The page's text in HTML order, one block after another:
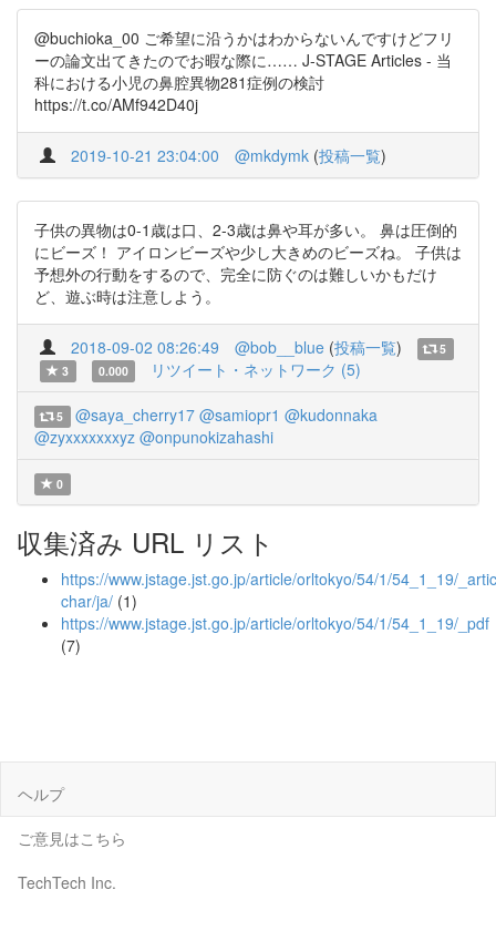
@buchioka_00 ご希望に沿うかはわからないんですけどフリ
ーの論文出てきたのでお暇な際に…… J-STAGE Articles - 当
科における小児の鼻腔異物281症例の検討
https://t.co/AMf942D40j
2019-10-21 23:04:00 @mkdymk (投稿一覧)
子供の異物は0-1歳は口、2-3歳は鼻や耳が多い。 鼻は圧倒的
にビーズ！ アイロンビーズや少し大きめのビーズね。 子供は
予想外の行動をするので、完全に防ぐのは難しいかもだけ
ど、遊ぶ時は注意しよう。
2018-09-02 08:26:49 @bob__blue (投稿一覧)
5
3
0.000 リツイート・ネットワーク (5)
5 @saya_cherry17 @samiopr1 @kudonnaka
@zyxxxxxxxyz @onpunokizahashi
0
収集済み URL リスト
https://www.jstage.jst.go.jp/article/orltokyo/54/1/54_1_19/
char/ja/ (1)
https://www.jstage.jst.go.jp/article/orltokyo/54/1/54_1_19/_pdf
(7)
ヘルプ
ご意見はこちら
TechTech Inc.